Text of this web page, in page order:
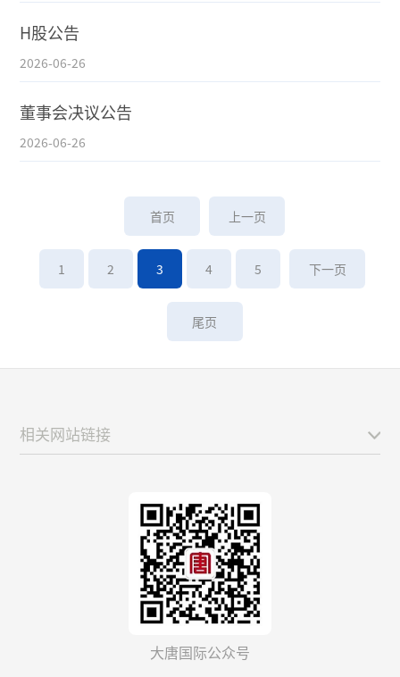
H股公告
2026-06-26
董事会决议公告
2026-06-26
首页 上一页
1 2 3 4 5 下一页
尾页
大唐国际公众号
相关网站链接